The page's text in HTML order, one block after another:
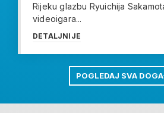
Rijeku glazbu Ryuichija
videoigara...
DETALJNIJE
POGLEDAJ SVA